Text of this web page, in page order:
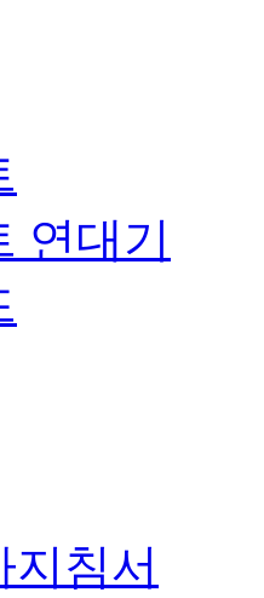
연대기
지침서